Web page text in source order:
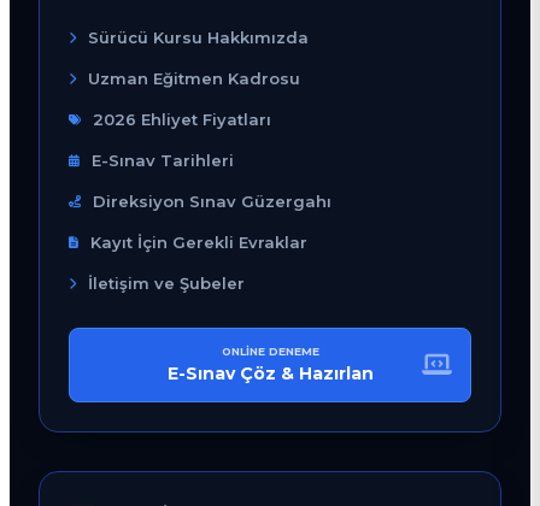
Sürücü Kursu Hakkımızda
Uzman Eğitmen Kadrosu
2026 Ehliyet Fiyatları
E-Sınav Tarihleri
Direksiyon Sınav Güzergahı
Kayıt İçin Gerekli Evraklar
İletişim ve Şubeler
ONLINE DENEME
E-Sınav Çöz & Hazırlan